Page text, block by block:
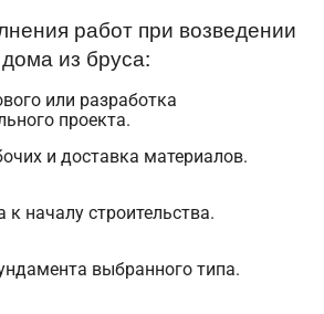
работ при возведении
дома из бруса:
или разработка
проекта.
и доставка материалов.
к началу строительства.
выбранного типа.